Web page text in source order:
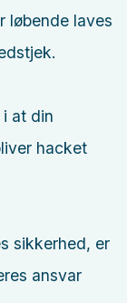
løbende laves
at din
hacket
sikkerhed, er
ansvar